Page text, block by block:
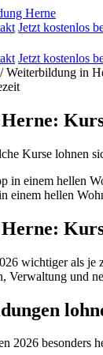
Jetzt kostenlos
Jetzt kostenlos
/ Weiterbildung in
Kurse lohnen
einem hellen
wichtiger als je
Verwaltung und
2026 besonders